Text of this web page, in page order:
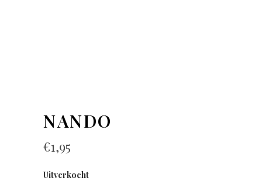
NANDO
€1,95
Uitverkocht